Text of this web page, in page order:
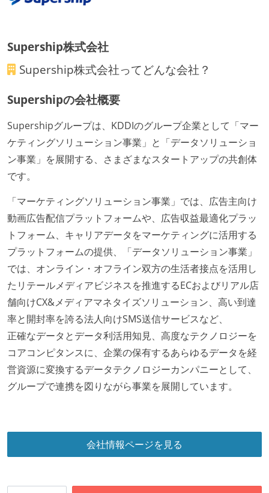
参加している
となって行う
ながら、納期または盛り込む機能を柔軟に調整する形
で行う
コード品質向上のための取り組み
本番にデプロイされるコードには、全てコードレビュ
ーまたはペアプログラミングを実施している
「リファクタリングは随時行われるべき」という価値
いる
何らかのコーディング規約をチーム全体で遵守するよ
うにしている
コード品質評価ツールを導入して、メンバーが常に確
認できるようにしている
テストの実施度
ほとんどのプロダクトコードに単体テストを記述、実
施している
ほとんどの機能に受け入れテストを記述、実施してい
る
に準じるチーム内の打ち合わせを行っている
イテレーションの最後などに、定期的にチームでふり
Supership株式会社
Supership株式会社ってどんな会社？
Supershipの会社概要
Supershipグループは、KDDIのグループ企業として「マー
ケティングソリューション事業」と「データソリューショ
ン事業」を展開する、さまざまなスタートアップの共創体
です。
「マーケティングソリューション事業」では、広告主向け
動画広告配信プラットフォームや、広告収益最適化プラッ
トフォーム、キャリアデータをマーケティングに活用する
プラットフォームの提供、「データソリューション事業」
では、オンライン・オフライン双方の生活者接点を活用し
たリテールメディアビジネスを推進するECおよびリアル店
舗向けCX&メディアマネタイズソリューション、高い到達
率と開封率を誇る法人向けSMS送信サービスなど、
正確なデータとデータ利活用知見、高度なテクノロジーを
コアコンピタンスに、企業の保有するあらゆるデータを経
営資源に変換するデータテクノロジーカンパニーとして、
グループで連携を図りながら事業を展開しています。
会社情報ページを見る